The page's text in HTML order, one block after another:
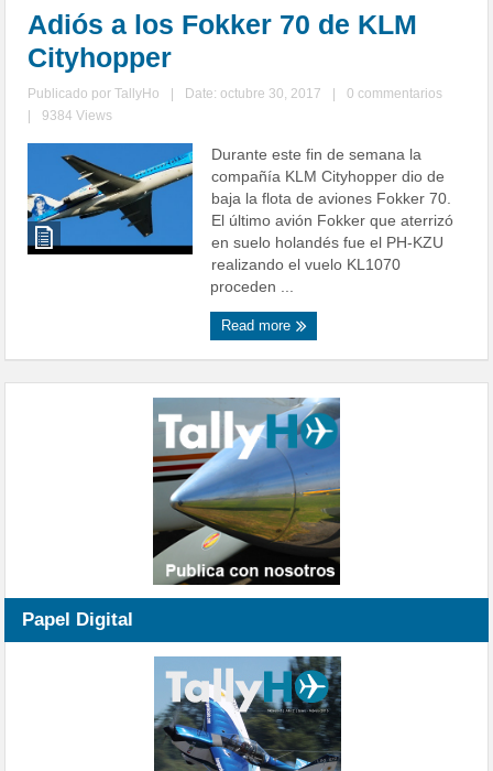
Adiós a los Fokker 70 de KLM
Cityhopper
Publicado porTallyHo Date: octubre 30, 2017
0 commentarios
9384 Views
Durante este fin de semana la
compañía KLM Cityhopper dio de
baja la flota de aviones Fokker 70.
El último avión Fokker que aterrizó
en suelo holandés fue el PH-KZU
realizando el vuelo KL1070
proceden ...
Read more
Papel Digital